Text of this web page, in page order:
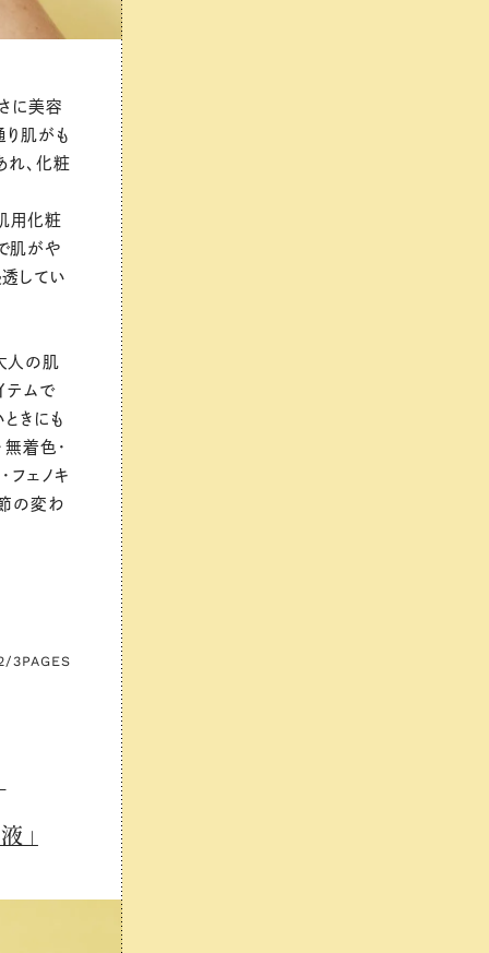
に美容
り肌がも
れ、化粧
用化粧
肌がや
してい
人の肌
テムで
きにも
着色・
フェノキ
の変わ
3PAGES
」